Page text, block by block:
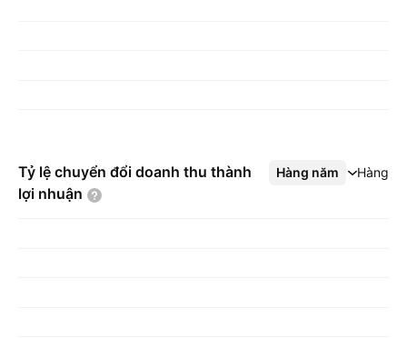
Tỷ lệ chuyển đổi doanh thu thành
lợi nhuận
Hàng năm Hàng
Xem thêm